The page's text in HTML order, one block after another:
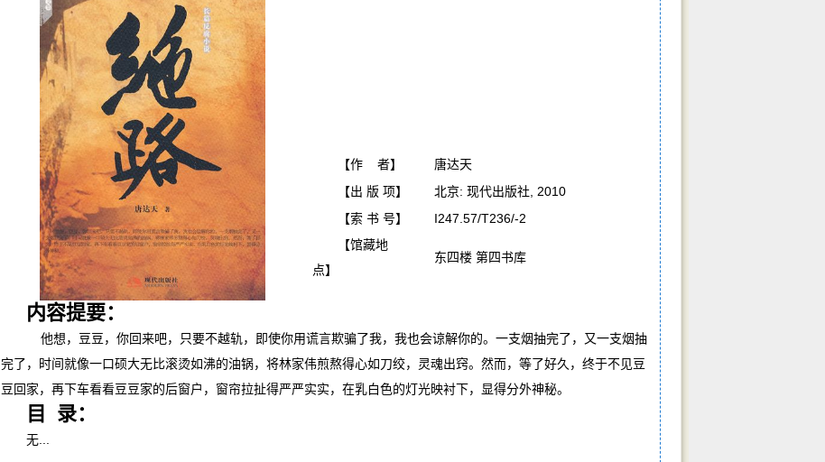
【作 者】
唐达天
【出 版 项】
北京: 现代出版社, 2010
【索 书 号】
I247.57/T236/-2
【馆藏地
点】
东四楼 第四书库
内容提要：
他想，豆豆，你回来吧，只要不越轨，即使你用谎言欺骗了我，我也会谅解你的。一支烟抽完了，又一支烟抽
完了，时间就像一口硕大无比滚烫如沸的油锅，将林家伟煎熬得心如刀绞，灵魂出窍。然而，等了好久，终于不见豆
豆回家，再下车看看豆豆家的后窗户，窗帘拉扯得严严实实，在乳白色的灯光映衬下，显得分外神秘。
目 录：
无...